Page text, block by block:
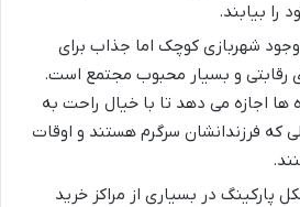
را بیابند.
وجود شهربازی کوچک اما جذاب برای
رقابتی و بسیار محبوب مجتمع است.
ها اجازه می دهد تا با خیال راحت به
که فرزندانشان سرگرم هستند و اوقات
پارکینگ در بسیاری از مراکز خرید